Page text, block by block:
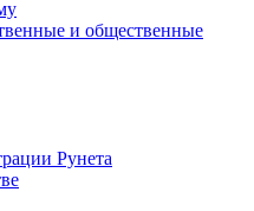
и общественные
Рунета